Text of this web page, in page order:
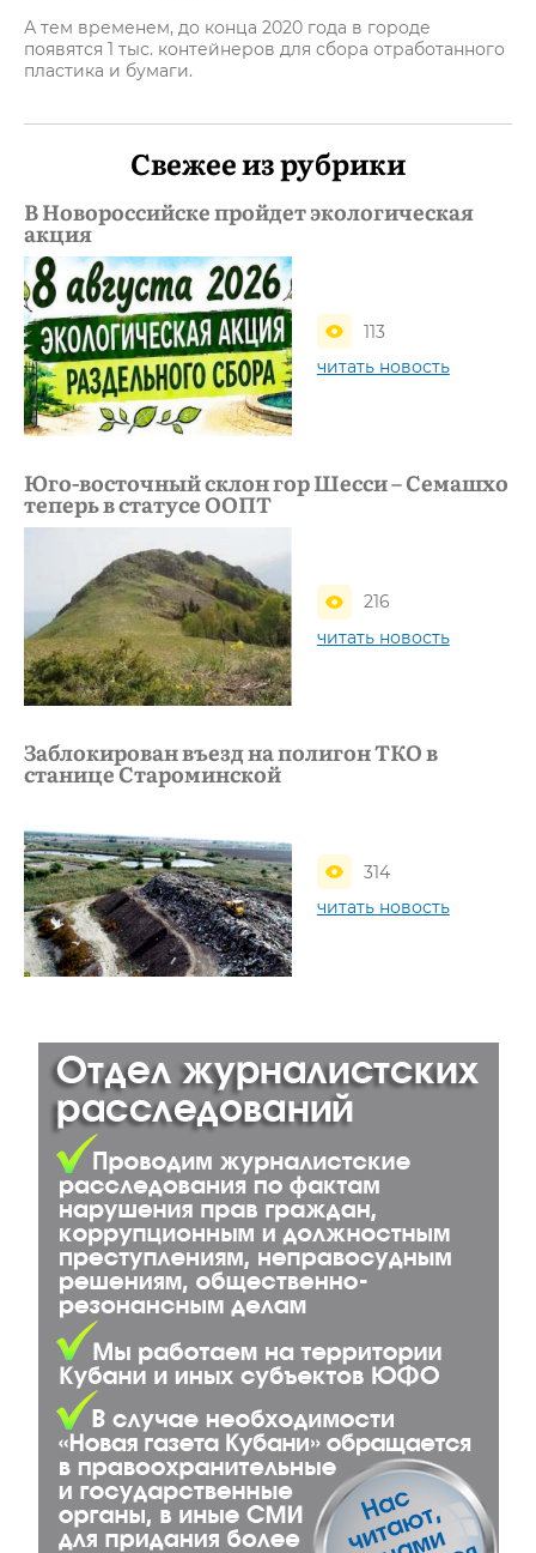
А тем временем, до конца 2020 года в городе
появятся 1 тыс. контейнеров для сбора отработанного
пластика и бумаги.
Свежее из рубрики
В Новороссийске пройдет экологическая
акция
113
читать новость
Юго-восточный склон гор Шесси – Семашхо
теперь в статусе ООПТ
216
читать новость
Заблокирован въезд на полигон ТКО в
станице Староминской
314
читать новость